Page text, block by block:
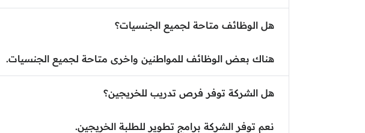
هل الوظائف متاحة لجميع الجنسيات؟
هناك بعض الوظائف للمواطنين واخرى متاحة لجميع الجنسيات.
هل الشركة توفر فرص تدريب للخريجين؟
نعم توفر الشركة برامج تطوير للطلبة الخريجين.